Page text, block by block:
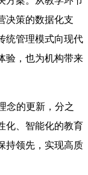
决策的数据化支
统管理模式向现代
验，也为机构带来
念的更新，分之
化、智能化的教育
持领先，实现高质